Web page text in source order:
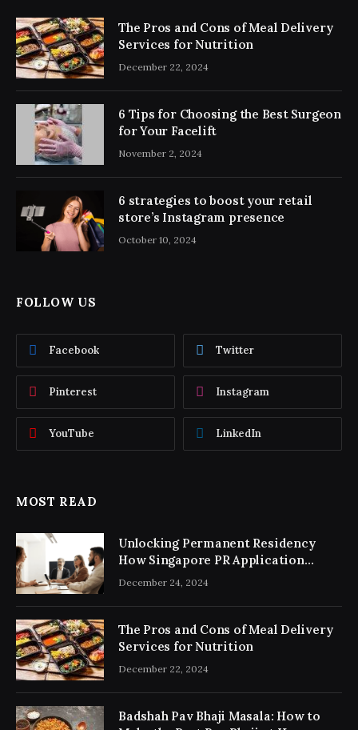
The Pros and Cons of Meal Delivery
Services for Nutrition
December 22, 2024
6 Tips for Choosing the Best Surgeon
for Your Facelift
November 2, 2024
6 strategies to boost your retail
store’s Instagram presence
October 10, 2024
FOLLOW US
Facebook Twitter
Pinterest Instagram
YouTube LinkedIn
MOST READ
Unlocking Permanent Residency
How Singapore PR Application
Consultancy Simplifies the Process
December 24, 2024
The Pros and Cons of Meal Delivery
Services for Nutrition
December 22, 2024
Badshah Pav Bhaji Masala: How to